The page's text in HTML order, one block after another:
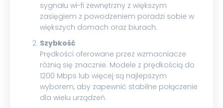
sygnału wi-fi zewnętrzny z większym
zasięgiem z powodzeniem poradzi sobie w
większych domach oraz biurach.
Szybkość
Prędkości oferowane przez wzmacniacze
różnią się znacznie. Modele z prędkością do
1200 Mbps lub więcej są najlepszym
wyborem, aby zapewnić stabilne połączenie
dla wielu urządzeń.